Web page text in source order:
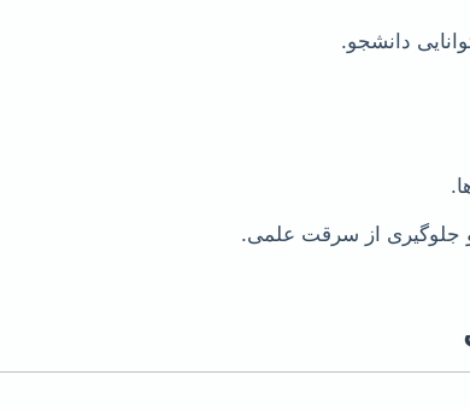
دانشجو.
و جلوگیری از سرقت علمی.